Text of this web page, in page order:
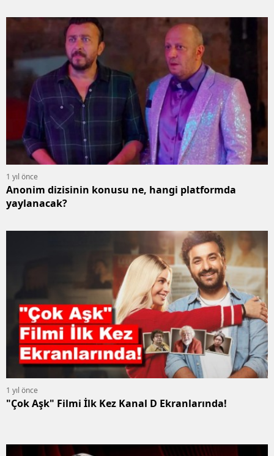
1 yıl önce
Anonim dizisinin konusu ne, hangi platformda
yaylanacak?
1 yıl önce
"Çok Aşk" Filmi İlk Kez Kanal D Ekranlarında!